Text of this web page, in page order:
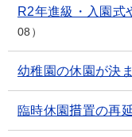
R2年進級・入園式
08
幼稚園の休園が決
臨時休園措置の再